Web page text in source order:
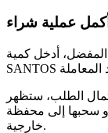
المفضل، أدخل كمية
أو سحبها إلى محفظة
خارجية.